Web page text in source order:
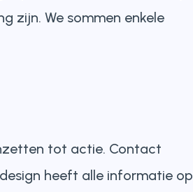
zijn. We sommen enkele
tot actie. Contact
heeft alle informatie op